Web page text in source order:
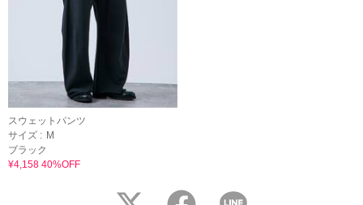
スウェットパンツ
サイズ : M
ブラック
¥4,158 40%OFF
twitter facebook